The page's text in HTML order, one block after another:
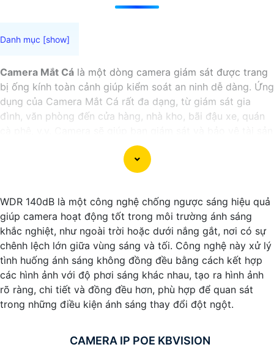
Camera Mắt Cá là một dòng camera giám sát được trang
bị ống kính toàn cảnh giúp kiểm soát an ninh dễ dàng. Ứng
dụng của Camera Mắt Cá rất đa dạng, từ giám sát gia
đình, văn phòng đến cửa hàng, nhà kho, bãi đậu xe, quán
một cách hiệu quả và tiện lợi.
'
WDR 140dB là một công nghệ chống ngược sáng hiệu quả
giúp camera hoạt động tốt trong môi trường ánh sáng
khắc nghiệt, như ngoài trời hoặc dưới nắng gắt, nơi có sự
chênh lệch lớn giữa vùng sáng và tối. Công nghệ này xử lý
tình huống ánh sáng không đồng đều bằng cách kết hợp
các hình ảnh với độ phơi sáng khác nhau, tạo ra hình ảnh
rõ ràng, chi tiết và đồng đều hơn, phù hợp để quan sát
trong những điều kiện ánh sáng thay đổi đột ngột.
CAMERA IP POE KBVISION